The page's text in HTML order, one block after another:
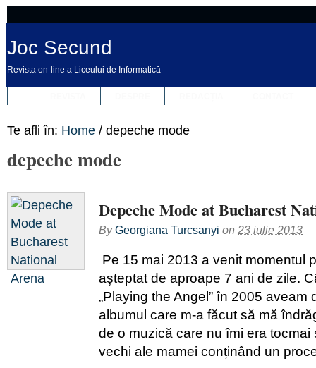
Joc Secund
Revista on-line a Liceului de Informatică
Te afli în: Home / depeche mode
depeche mode
Depeche Mode at Bucharest
ByGeorgiana Turcsanyi on 23 iulie 2013
Pe 15 mai 2013 a venit momentul
așteptat de aproape 7 ani de zile.
„Playing the Angel” în 2005 aveam
albumul care m-a făcut să mă
de o muzică care nu îmi era tocmai
vechi ale mamei conținând un